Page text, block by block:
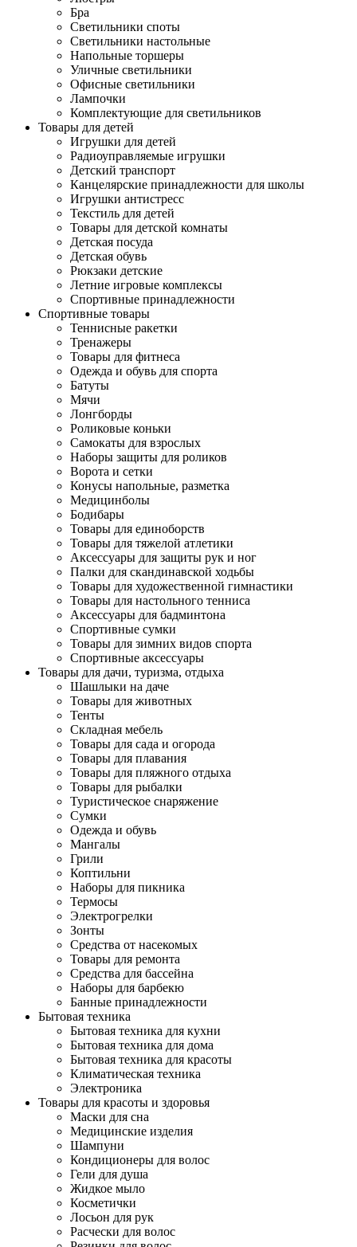
Бра
Светильники споты
Светильники настольные
Напольные торшеры
Уличные светильники
Офисные светильники
Лампочки
Комплектующие для светильников
Товары для детей
Игрушки для детей
Радиоуправляемые игрушки
Детский транспорт
Канцелярские принадлежности для школы
Игрушки антистресс
Текстиль для детей
Товары для детской комнаты
Детская посуда
Детская обувь
Рюкзаки детские
Летние игровые комплексы
Спортивные принадлежности
Спортивные товары
Теннисные ракетки
Тренажеры
Товары для фитнеса
Одежда и обувь для спорта
Батуты
Мячи
Лонгборды
Роликовые коньки
Самокаты для взрослых
Наборы защиты для роликов
Ворота и сетки
Конусы напольные, разметка
Медицинболы
Бодибары
Товары для единоборств
Товары для тяжелой атлетики
Аксессуары для защиты рук и ног
Палки для скандинавской ходьбы
Товары для художественной гимнастики
Товары для настольного тенниса
Аксессуары для бадминтона
Спортивные сумки
Товары для зимних видов спорта
Спортивные аксессуары
Товары для дачи, туризма, отдыха
Шашлыки на даче
Товары для животных
Тенты
Складная мебель
Товары для сада и огорода
Товары для плавания
Товары для пляжного отдыха
Товары для рыбалки
Туристическое снаряжение
Сумки
Одежда и обувь
Мангалы
Грили
Коптильни
Наборы для пикника
Термосы
Электрогрелки
Зонты
Средства от насекомых
Товары для ремонта
Средства для бассейна
Наборы для барбекю
Банные принадлежности
Бытовая техника
Бытовая техника для кухни
Бытовая техника для дома
Бытовая техника для красоты
Климатическая техника
Электроника
Товары для красоты и здоровья
Маски для сна
Медицинские изделия
Шампуни
Кондиционеры для волос
Гели для душа
Жидкое мыло
Косметички
Лосьон для рук
Расчески для волос